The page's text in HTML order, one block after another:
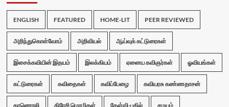
ENGLISH FEATURED HOME-LIT PEER REVIEWED
அறிந்துகொள்வோம் அறிவியல் ஆய்வுக் கட்டுரைகள்
இசைக்கவியின் இதயம் இலக்கியம் ஏனைய கவிஞர்கள் ஓவியங்கள்
கட்டுரைகள் கவிதைகள் கவிப்பேழை கவியரசு கண்ணதாசன்
காணொலி கிரேசி மொழிகள் கேள்வி-பதில் சமயம்